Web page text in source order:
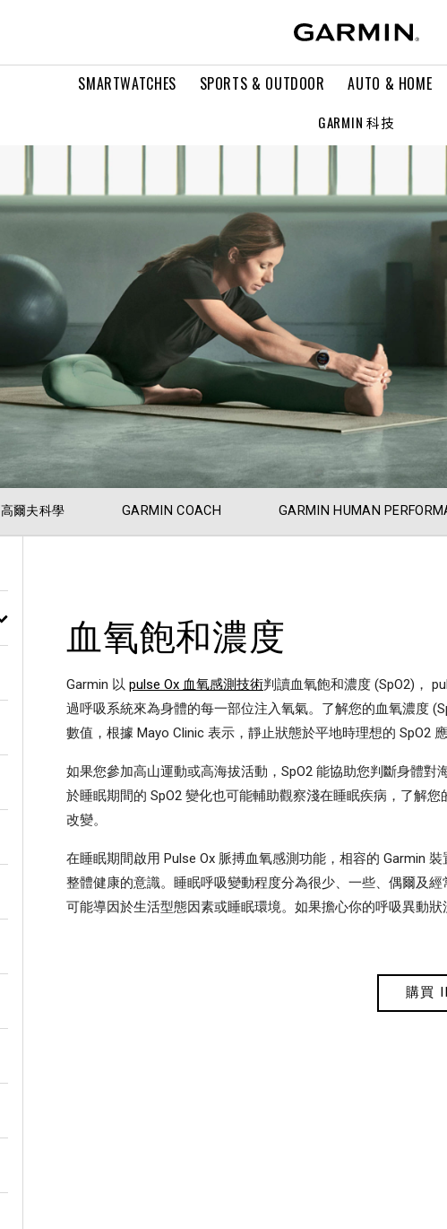
SMARTWATCHES SPORTS & OUTDOOR AUTO & HOME
GARMIN 科技
高爾夫科學 GARMIN COACH GARMIN HUMAN
血氧飽和濃度
Garmin 以 pulse Ox 血氧感測技術判讀血氧飽和濃度 (SpO2)，
過呼吸系統來為身體的每一部位注入氧氣。了解您的血氧濃度
數值，根據 Mayo Clinic 表示，靜止狀態於平地時理想的 SpO2
如果您參加高山運動或高海拔活動，SpO2 能協助您判斷身體
於睡眠期間的 SpO2 變化也可能輔助觀察淺在睡眠疾病，了解
改變。
在睡眠期間啟用 Pulse Ox 脈搏血氧感測功能，相容的 Garmin
整體健康的意識。睡眠呼吸變動程度分為很少、一些、偶爾及
可能導因於生活型態因素或睡眠環境。如果擔心你的呼吸異動狀
購買